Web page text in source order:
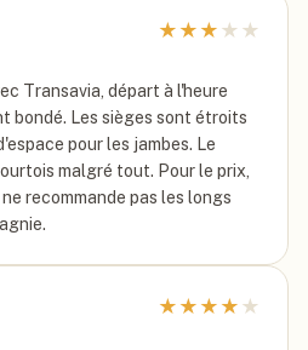
★ ★ ★ ★ ★
Transavia, départ à l'heure
bondé. Les sièges sont étroits
pour les jambes. Le
malgré tout. Pour le prix,
recommande pas les longs
★ ★ ★ ★ ★